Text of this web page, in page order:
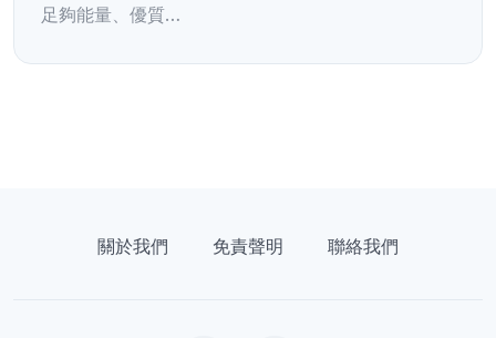
足夠能量、優質…
關於我們 免責聲明 聯絡我們